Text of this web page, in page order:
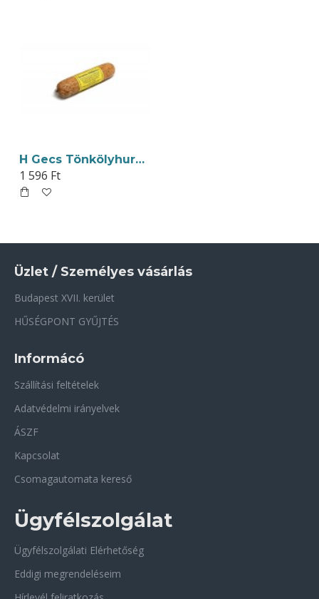
H Gecs Tönkölyhurka Barnarizses 200g
1 596 Ft
Üzlet / Személyes vásárlás
Budapest XVII. kerület
HŰSÉGPONT GYŰJTÉS
Informácó
Szállítási feltételek
Adatvédelmi irányelvek
ÁSZF
Kapcsolat
Csomagautomata kereső
Ügyfélszolgálat
Ügyfélszolgálati Elérhetőség
Eddigi megrendeléseim